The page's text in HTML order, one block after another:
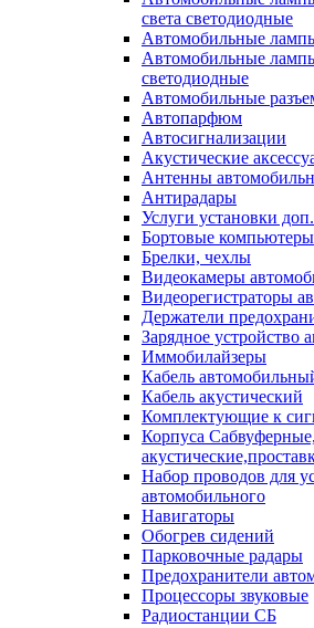
света светодиодные
Автомобильные
Автомобильные
светодиодные
Автомобильные
Автопарфюм
Автосигнализации
Акустические
Антенны
Антирадары
Услуги установки
Бортовые компьютеры
Брелки, чехлы
Видеокамеры
Видеорегистраторы
Держатели
Зарядное устройство
Иммобилайзеры
Кабель
Кабель акустический
Комплектующие к
Корпуса
Набор проводов для
автомобильного
Навигаторы
Обогрев сидений
Парковочные радары
Предохранители
Процессоры звуковые
Радиостанции СБ